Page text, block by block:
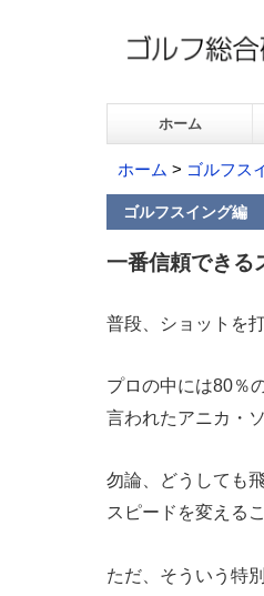
ホーム
ホーム > ゴルフス
ゴルフスイング編
一番信頼できる
普段、ショットを
プロの中には80％
言われたアニカ・
勿論、どうしても
スピードを変える
ただ、そういう特